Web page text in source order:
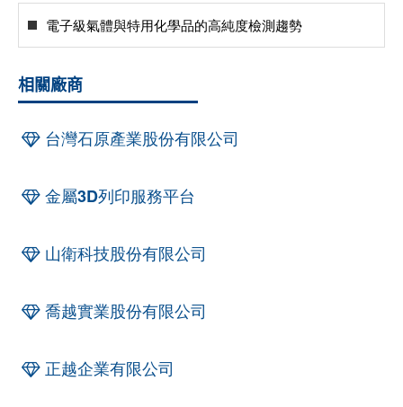
電子級氣體與特用化學品的高純度檢測趨勢
相關廠商
台灣石原產業股份有限公司
金屬3D列印服務平台
山衛科技股份有限公司
喬越實業股份有限公司
正越企業有限公司